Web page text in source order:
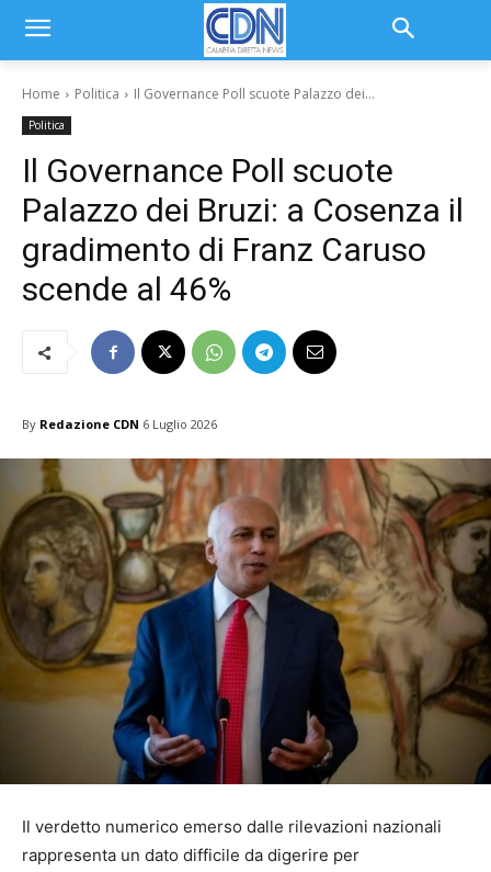
Home Politica Il Governance Poll scuote Palazzo dei...
Politica
Il Governance Poll scuote
Palazzo dei Bruzi: a Cosenza il
gradimento di Franz Caruso
scende al 46%
By Redazione CDN 6 Luglio 2026
Il verdetto numerico emerso dalle rilevazioni nazionali
rappresenta un dato difficile da digerire per